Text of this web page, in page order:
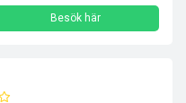
Besök här